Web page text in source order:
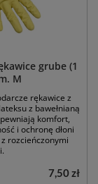
grube (1
M
rękawice z
z bawełnianą
komfort,
i ochronę dłoni
rozcieńczonymi
7,50 zł